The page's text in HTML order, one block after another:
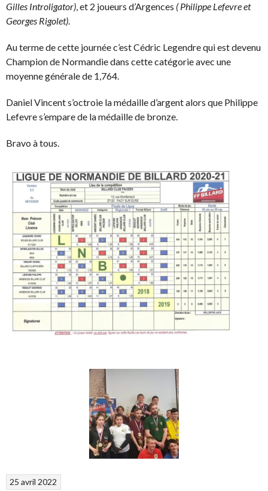
Gilles Introligator), et 2 joueurs d’Argences ( Philippe Lefevre et
Georges Rigolet).
Au terme de cette journée c’est Cédric Legendre qui est devenu
Champion de Normandie dans cette catégorie avec une
moyenne générale de 1,764.
Daniel Vincent s’octroie la médaille d’argent alors que Philippe
Lefevre s’empare de la médaille de bronze.
Bravo à tous.
25 avril 2022